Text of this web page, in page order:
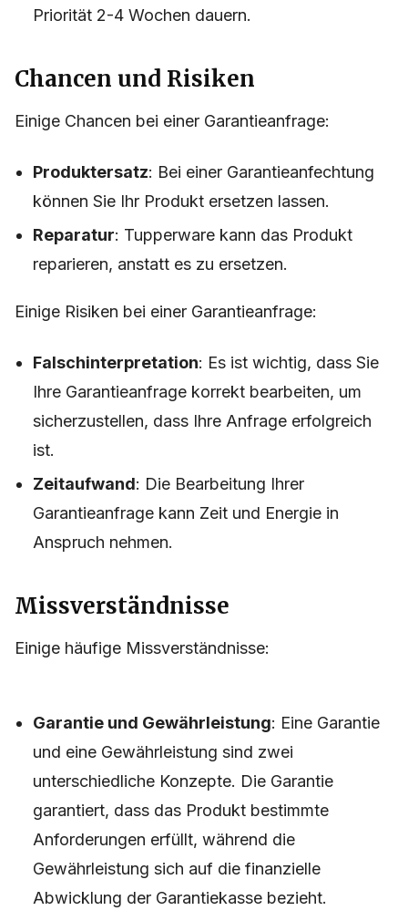
Priorität 2-4 Wochen dauern.
Chancen und Risiken
Einige Chancen bei einer Garantieanfrage:
Produktersatz: Bei einer Garantieanfechtung
können Sie Ihr Produkt ersetzen lassen.
Reparatur: Tupperware kann das Produkt
reparieren, anstatt es zu ersetzen.
Einige Risiken bei einer Garantieanfrage:
Falschinterpretation: Es ist wichtig, dass Sie
Ihre Garantieanfrage korrekt bearbeiten, um
sicherzustellen, dass Ihre Anfrage erfolgreich
ist.
Zeitaufwand: Die Bearbeitung Ihrer
Garantieanfrage kann Zeit und Energie in
Anspruch nehmen.
Missverständnisse
Einige häufige Missverständnisse:
Garantie und Gewährleistung: Eine Garantie
und eine Gewährleistung sind zwei
unterschiedliche Konzepte. Die Garantie
garantiert, dass das Produkt bestimmte
Anforderungen erfüllt, während die
Gewährleistung sich auf die finanzielle
Abwicklung der Garantiekasse bezieht.